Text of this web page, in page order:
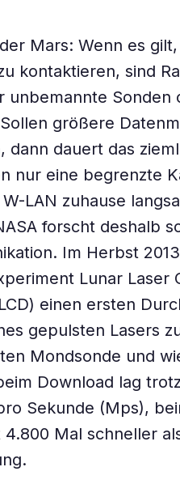
Mars: Wenn es
kontaktieren, sind
unbemannte Sonden
größere
dann dauert das
nur eine begrenzte
LAN zuhause
forscht deshalb
Im Herbst
Lunar Laser
einen ersten
gepulsten Lasers
Mondsonde und
Download lag
Sekunde (Mps),
4.800 Mal schneller